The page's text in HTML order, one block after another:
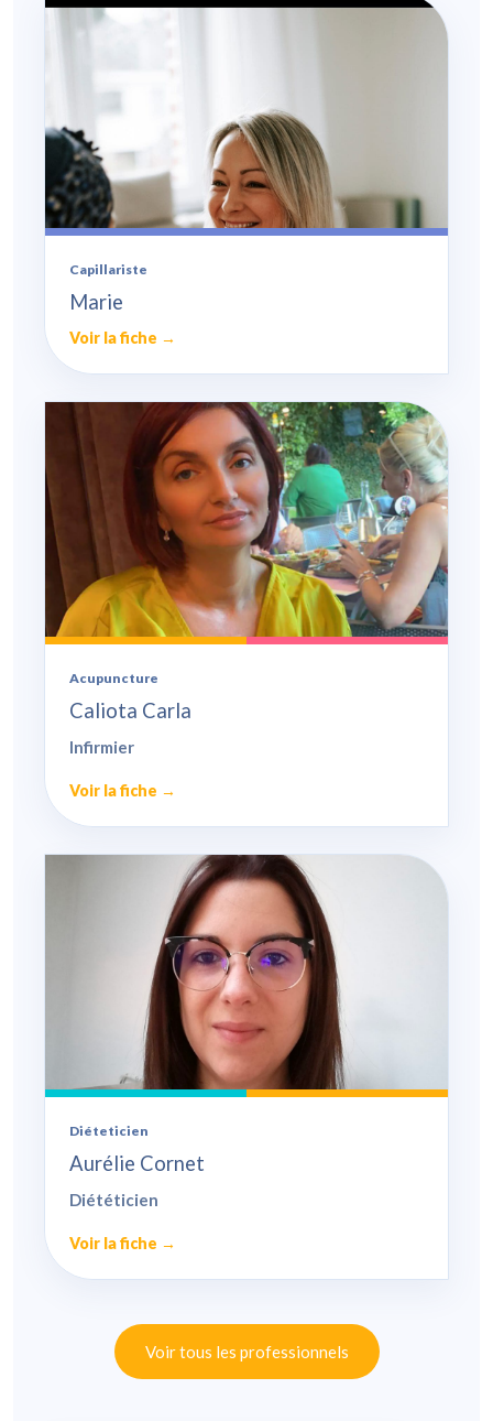
Capillariste
Marie
Voir la fiche →
Acupuncture
Caliota Carla
Infirmier
Voir la fiche →
Diéteticien
Aurélie Cornet
Diététicien
Voir la fiche →
Voir tous les professionnels